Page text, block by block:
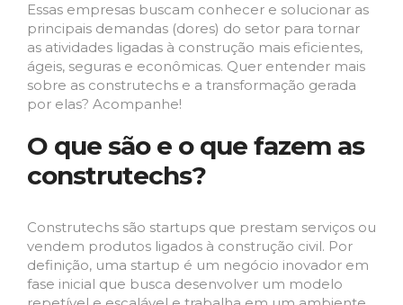
Essas empresas buscam conhecer e solucionar as
principais demandas (dores) do setor para tornar
as atividades ligadas à construção mais eficientes,
ágeis, seguras e econômicas. Quer entender mais
sobre as construtechs e a transformação gerada
por elas? Acompanhe!
O que são e o que fazem as
construtechs?
Construtechs são startups que prestam serviços ou
vendem produtos ligados à construção civil. Por
definição, uma startup é um negócio inovador em
fase inicial que busca desenvolver um modelo